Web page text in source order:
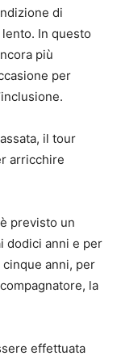
di
In questo
più
per
il tour
arricchire
previsto un
dodici anni e per
anni, per
la
effettuata